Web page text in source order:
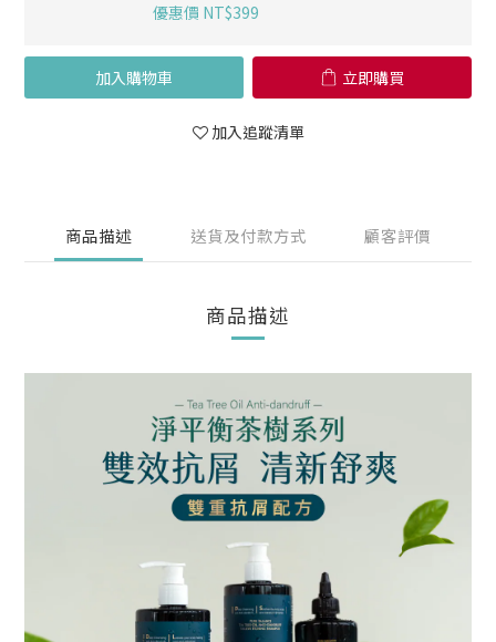
優惠價 NT$399
加入購物車 立即購買
加入追蹤清單
商品描述 送貨及付款方式 顧客評價
商品描述